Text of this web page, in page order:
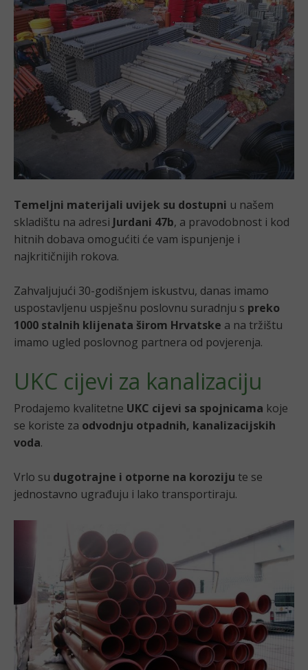
Temeljni materijali uvijek su dostupni u našem
skladištu na adresi Jurdani 47b, a pravodobnost i kod
hitnih dobava omogućiti će vam ispunjenje i
najkritičnijih rokova.
Zahvaljujući 30-godišnjem iskustvu, danas imamo
uspostavljenu uspješnu poslovnu suradnju s preko
1000 stalnih klijenata širom Hrvatske a na tržištu
imamo ugled poslovnog partnera od povjerenja.
UKC cijevi za kanalizaciju
Prodajemo kvalitetne UKC cijevi sa spojnicama koje
se koriste za odvodnju otpadnih, kanalizacijskih
voda.
Vrlo su dugotrajne i otporne na koroziju te se
jednostavno ugrađuju i lako transportiraju.